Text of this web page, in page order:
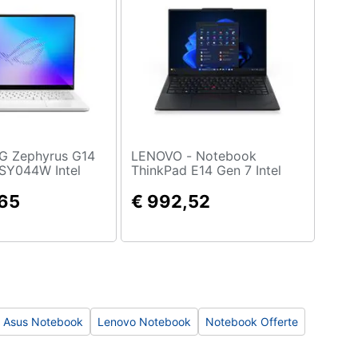
Intel
35,6 cm
LPDDR5x-
5070 Ti Wi-Fi
LENOVO - Notebook
ThinkPad E14 Gen 7 Intel
WUXGA RAM 16GB SSD
512GB Windows 11 Pro
€ 992,52
Asus Notebook Lenovo Notebook Notebook Offerte